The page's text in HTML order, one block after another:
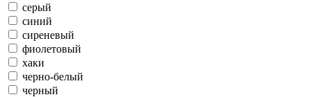
серый
синий
сиреневый
фиолетовый
хаки
черно-белый
черный